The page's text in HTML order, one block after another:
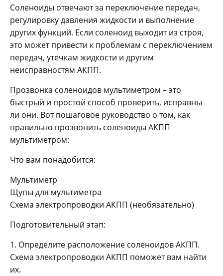
Соленоиды отвечают за переключение передач,
регулировку давления жидкости и выполнение
других функций. Если соленоид выходит из строя,
это может привести к проблемам с переключением
передач, утечкам жидкости и другим
неисправностям АКПП.
Прозвонка соленоидов мультиметром – это
быстрый и простой способ проверить, исправны
ли они. Вот пошаговое руководство о том, как
правильно прозвонить соленоиды АКПП
мультиметром:
Что вам понадобится:
Мультиметр
Щупы для мультиметра
Схема электропроводки АКПП (необязательно)
Подготовительный этап:
1. Определите расположение соленоидов АКПП.
Схема электропроводки АКПП поможет вам найти
их.